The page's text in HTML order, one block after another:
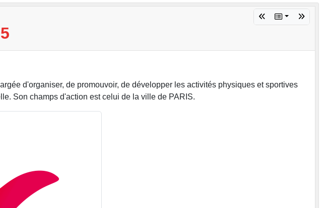
d'organiser, de promouvoir, de développer les activités physiques et sportives
Son champs d'action est celui de la ville de PARIS.